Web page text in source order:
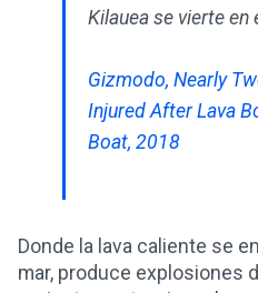
Kilauea se vierte en
Gizmodo, Nearly
Injured After Lava
Boat, 2018
Donde la lava caliente se
mar, produce explosiones